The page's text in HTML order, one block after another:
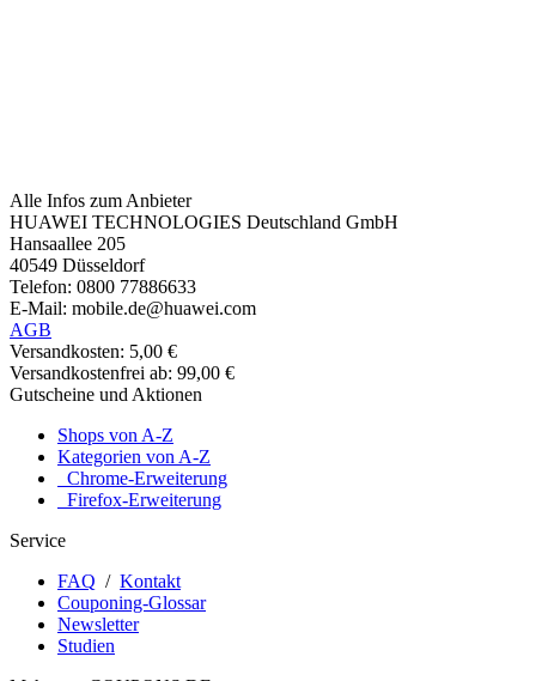
Alle Infos zum Anbieter
HUAWEI TECHNOLOGIES Deutschland GmbH
Hansaallee 205
40549 Düsseldorf
Telefon: 0800 77886633
E-Mail: mobile.de@huawei.com
AGB
Versandkosten: 5,00 €
Versandkostenfrei ab: 99,00 €
Gutscheine und Aktionen
Shops von A-Z
Kategorien von A-Z
Chrome-Erweiterung
Firefox-Erweiterung
Service
FAQ / Kontakt
Couponing-Glossar
Newsletter
Studien